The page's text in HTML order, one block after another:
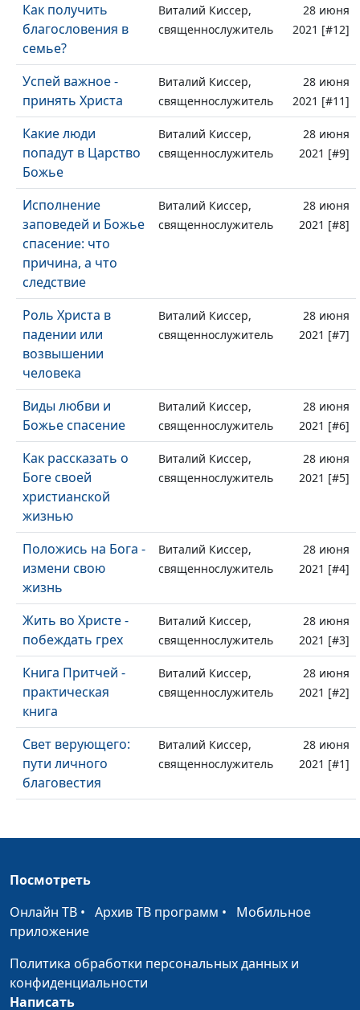
Как получить
благословения в
семье?
Виталий Киссер,
священнослужитель
28 июня
2021 [#12]
Успей важное -
принять Христа
Виталий Киссер,
священнослужитель
28 июня
2021 [#11]
Какие люди
попадут в Царство
Божье
Виталий Киссер,
священнослужитель
28 июня
2021 [#9]
Исполнение
заповедей и Божье
спасение: что
причина, а что
следствие
Виталий Киссер,
священнослужитель
28 июня
2021 [#8]
Роль Христа в
падении или
возвышении
человека
Виталий Киссер,
священнослужитель
28 июня
2021 [#7]
Виды любви и
Божье спасение
Виталий Киссер,
священнослужитель
28 июня
2021 [#6]
Как рассказать о
Боге своей
христианской
жизнью
Виталий Киссер,
священнослужитель
28 июня
2021 [#5]
Положись на Бога -
измени свою
жизнь
Виталий Киссер,
священнослужитель
28 июня
2021 [#4]
Жить во Христе -
побеждать грех
Виталий Киссер,
священнослужитель
28 июня
2021 [#3]
Книга Притчей -
практическая
книга
Виталий Киссер,
священнослужитель
28 июня
2021 [#2]
Свет верующего:
пути личного
благовестия
Виталий Киссер,
священнослужитель
28 июня
2021 [#1]
Посмотреть
Онлайн ТВ • Архив ТВ программ • Мобильное
приложение
Политика обработки персональных данных и
конфиденциальности
Написать